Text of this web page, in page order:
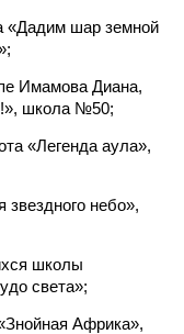
«Дадим шар земной
Имамова Диана,
школа №50;
«Легенда аула»,
небо»,
школы
света»;
Африка»,